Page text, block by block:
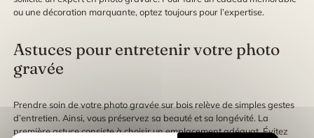
ou une décoration marquante, optez toujours pour l’expertise.
Astuces pour entretenir votre photo
gravée
Prendre soin de votre photo gravée sur bois relève de simples gestes
d’entretien. Ainsi, vous préservez sa beauté et sa longévité. La
première astuce consiste à choisir un emplacement adéquat. Évitez